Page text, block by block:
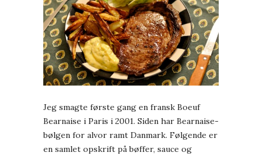
Jeg smagte første gang en fransk Boeuf
Bearnaise i Paris i 2001. Siden har Bearnaise-
bølgen for alvor ramt Danmark. Følgende er
en samlet opskrift på bøffer, sauce og